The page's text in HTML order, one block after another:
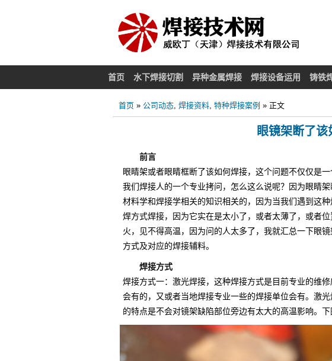
首页 水下焊接切割 异种金属焊接 焊接设备运用 铸铁
首页 » 公司动态, 焊接资料, 特种焊接案例 » 正文
眼镜架断了该
前言
眼睛架或者眼睛框断了该如何焊接，这个问题不仅仅是
我们焊接人的一个专业拷问，怎么这么说呢？因为眼睛
材料学和焊接学相关的知识相关的，因为当我们遇到这
焊方式焊接，因为它实在是太小了，或者太薄了，或者
火，见不得高温，因为问的人太多了，我就汇总一下眼
方式及对应的焊接辅料。
焊接方式
焊接方式一：激光焊接，这种焊接方式是目前专业的维
会有的，又或者当地焊接专业一些的焊接单位会有。激
的特点是不会对镜架缺陷部位旁边有太大的高温影响。